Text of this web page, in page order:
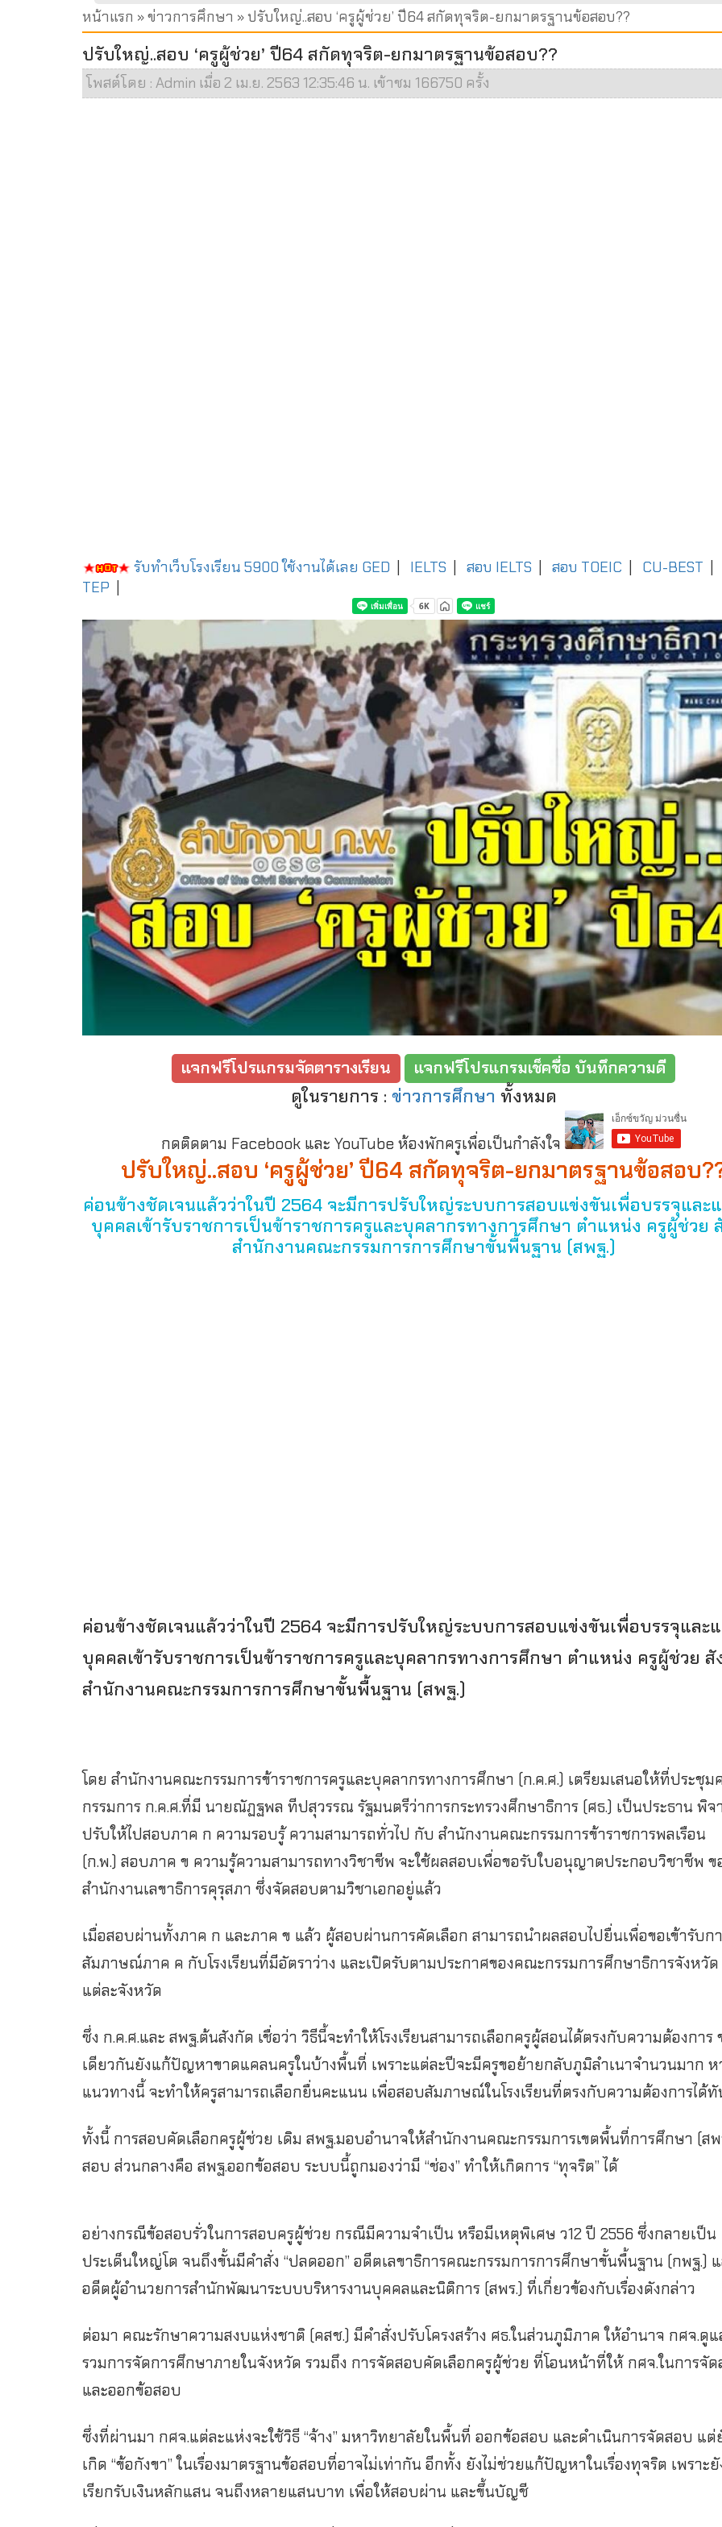
หน้าแรก »ข่าวการศึกษา » ปรับใหญ่..สอบ ‘ครูผู้ช่วย’ ปี64 สกัดทุจริต-ยกมาตรฐานข้อสอบ??
ปรับใหญ่..สอบ ‘ครูผู้ช่วย’ ปี64 สกัดทุจริต-ยกมาตรฐานข้อสอบ??
โพสต์โดย : Admin เมื่อ 2 เม.ย. 2563 12:35:46 น. เข้าชม 166750 ครั้ง
รับทำเว็บโรงเรียน 5900 ใช้งานได้เลย GED IELTS สอบ IELTS สอบ TOEIC CU-BEST
TEP
แจกฟรีโปรแกรมจัดตารางเรียน แจกฟรีโปรแกรมเช็คชื่อ บันทึกความดี
ดูในรายการ : ข่าวการศึกษา ทั้งหมด
กดติดตาม Facebook และ YouTube ห้องพักครูเพื่อเป็นกำลังใจ
ปรับใหญ่..สอบ ‘ครูผู้ช่วย’ ปี64 สกัดทุจริต-ยกมาตรฐานข้อสอบ
ค่อนข้างชัดเจนแล้วว่าในปี 2564 จะมีการปรับใหญ่ระบบการสอบแข่งขันเพื่อบรรจุและ
บุคคลเข้ารับราชการเป็นข้าราชการครูและบุคลากรทางการศึกษา ตำแหน่ง ครูผู้ช่วย
สำนักงานคณะกรรมการการศึกษาขั้นพื้นฐาน (สพฐ.)
ค่อนข้างชัดเจนแล้วว่าในปี 2564 จะมีการปรับใหญ่ระบบการสอบแข่งขันเพื่อบรรจุและ
บุคคลเข้ารับราชการเป็นข้าราชการครูและบุคลากรทางการศึกษา ตำแหน่ง ครูผู้ช่วย สั
สำนักงานคณะกรรมการการศึกษาขั้นพื้นฐาน (สพฐ.)
โดย สำนักงานคณะกรรมการข้าราชการครูและบุคลากรทางการศึกษา (ก.ค.ศ.) เตรียมเสนอให้ที่ประชุ
กรรมการ ก.ค.ศ.ที่มี นายณัฏฐพล ทีปสุวรรณ รัฐมนตรีว่าการกระทรวงศึกษาธิการ (ศธ.) เป็นประธาน พิจ
ปรับให้ไปสอบภาค ก ความรอบรู้ ความสามารถทั่วไป กับ สำนักงานคณะกรรมการข้าราชการพลเรือน
(ก.พ.) สอบภาค ข ความรู้ความสามารถทางวิชาชีพ จะใช้ผลสอบเพื่อขอรับใบอนุญาตประกอบวิชาชีพ ข
สำนักงานเลขาธิการคุรุสภา ซึ่งจัดสอบตามวิชาเอกอยู่แล้ว
เมื่อสอบผ่านทั้งภาค ก และภาค ข แล้ว ผู้สอบผ่านการคัดเลือก สามารถนำผลสอบไปยื่นเพื่อขอเข้ารับก
สัมภาษณ์ภาค ค กับโรงเรียนที่มีอัตราว่าง และเปิดรับตามประกาศของคณะกรรมการศึกษาธิการจังหวัด
แต่ละจังหวัด
ซึ่ง ก.ค.ศ.และ สพฐ.ต้นสังกัด เชื่อว่า วิธีนี้จะทำให้โรงเรียนสามารถเลือกครูผู้สอนได้ตรงกับความต้องการ
เดียวกันยังแก้ปัญหาขาดแคลนครูในบ้างพื้นที่ เพราะแต่ละปีจะมีครูขอย้ายกลับภูมิลำเนาจำนวนมาก ห
แนวทางนี้ จะทำให้ครูสามารถเลือกยื่นคะแนน เพื่อสอบสัมภาษณ์ในโรงเรียนที่ตรงกับความต้องการได้
ทั้งนี้ การสอบคัดเลือกครูผู้ช่วย เดิม สพฐ.มอบอำนาจให้สำนักงานคณะกรรมการเขตพื้นที่การศึกษา (ส
สอบ ส่วนกลางคือ สพฐ.ออกข้อสอบ ระบบนี้ถูกมองว่ามี “ช่อง” ทำให้เกิดการ “ทุจริต” ได้
อย่างกรณีข้อสอบรั่วในการสอบครูผู้ช่วย กรณีมีความจำเป็น หรือมีเหตุพิเศษ ว12 ปี 2556 ซึ่งกลายเป็น
ประเด็นใหญ่โต จนถึงขั้นมีคำสั่ง “ปลดออก” อดีตเลขาธิการคณะกรรมการการศึกษาขั้นพื้นฐาน (กพฐ.)
อดีตผู้อำนวยการสำนักพัฒนาระบบบริหารงานบุคคลและนิติการ (สพร.) ที่เกี่ยวข้องกับเรื่องดังกล่าว
ต่อมา คณะรักษาความสงบแห่งชาติ (คสช.) มีคำสั่งปรับโครงสร้าง ศธ.ในส่วนภูมิภาค ให้อำนาจ กศจ.ดู
รวมการจัดการศึกษาภายในจังหวัด รวมถึง การจัดสอบคัดเลือกครูผู้ช่วย ที่โอนหน้าที่ให้ กศจ.ในการจั
และออกข้อสอบ
ซึ่งที่ผ่านมา กศจ.แต่ละแห่งจะใช้วิธี “จ้าง” มหาวิทยาลัยในพื้นที่ ออกข้อสอบ และดำเนินการจัดสอบ แต่
เกิด “ข้อกังขา” ในเรื่องมาตรฐานข้อสอบที่อาจไม่เท่ากัน อีกทั้ง ยังไม่ช่วยแก้ปัญหาในเรื่องทุจริต เพราะ
เรียกรับเงินหลักแสน จนถึงหลายแสนบาท เพื่อให้สอบผ่าน และขึ้นบัญชี